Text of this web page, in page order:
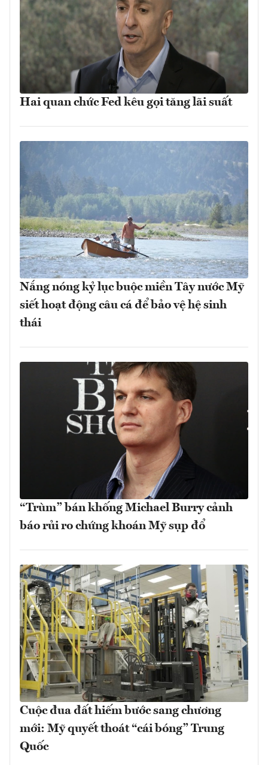
Hai quan chức Fed kêu gọi tăng lãi suất
Nắng nóng kỷ lục buộc miền Tây nước Mỹ
siết hoạt động câu cá để bảo vệ hệ sinh
thái
“Trùm” bán khống Michael Burry cảnh
báo rủi ro chứng khoán Mỹ sụp đổ
Cuộc đua đất hiếm bước sang chương
mới: Mỹ quyết thoát “cái bóng” Trung
Quốc